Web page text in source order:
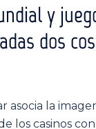
y
dos
asocia la
los casinos